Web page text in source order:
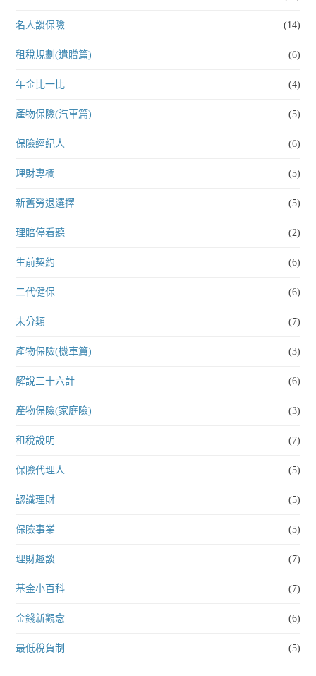
名人談保險 (14)
租稅規劃(遺贈篇) (6)
年金比一比 (4)
產物保險(汽車篇) (5)
保險經紀人 (6)
理財專欄 (5)
新舊勞退選擇 (5)
理賠停看聽 (2)
生前契約 (6)
二代健保 (6)
未分類 (7)
產物保險(機車篇) (3)
解說三十六計 (6)
產物保險(家庭險) (3)
租稅說明 (7)
保險代理人 (5)
認識理財 (5)
保險事業 (5)
理財趣談 (7)
基金小百科 (7)
金錢新觀念 (6)
最低稅負制 (5)